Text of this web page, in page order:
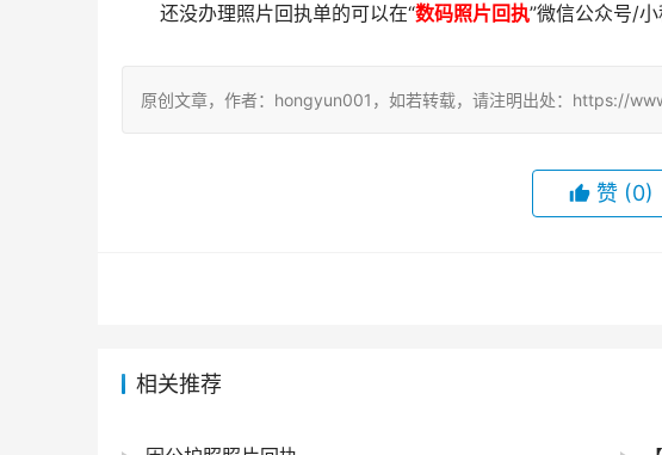
还没办理照片回执单的可以在“数码照片回执”微信公众号/
原创文章，作者：hongyun001，如若转载，请注明出处：https://
赞 (0)
相关推荐